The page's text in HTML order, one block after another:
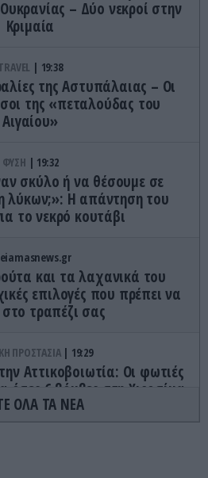
– Δύο νεκροί στην
Κριμαία
19:38
της Αστυπάλαιας – Οι
της «πεταλούδας του
Αιγαίου»
ΦΥΣΗ 19:32
σκύλο ή να θέσουμε σε
λύκων;»: Η απάντηση του
το νεκρό κουτάβι
και τα λαχανικά του
επιλογές που πρέπει να
τραπέζι σας
ΠΡΟΣΤΑΣΙΑ 19:29
Αττικοβοιωτία: Οι φωτιές
όσες 6 βόμβες στη Χιροσίμα
ΟΛΑ ΤΑ ΝΕΑ